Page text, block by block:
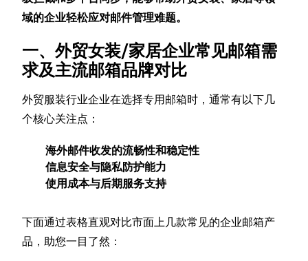
域的企业轻松应对邮件管理难题。
一、外贸女装/家居企业常见邮箱需
求及主流邮箱品牌对比
外贸服装行业企业在选择专用邮箱时，通常有以下几
个核心关注点：
海外邮件收发的流畅性和稳定性
信息安全与隐私防护能力
使用成本与后期服务支持
下面通过表格直观对比市面上几款常见的企业邮箱产
品，助您一目了然：